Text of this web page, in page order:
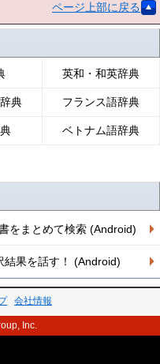
ページ上部に戻る
英和・和英辞典
典 フランス語辞典
ベトナム語辞典
をまとめて検索 (Android)
結果を話す！ (Android)
会社情報
Inc.